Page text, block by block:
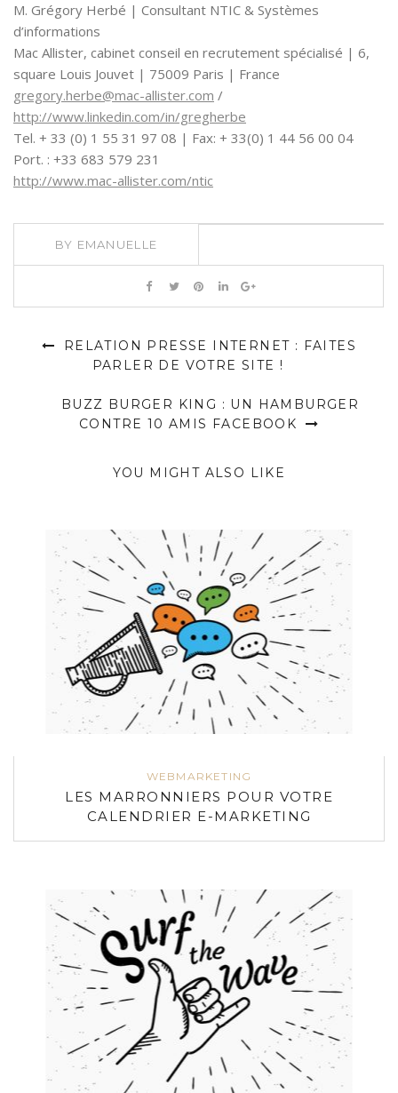
M. Grégory Herbé |­­ Consultant NTIC & Systèmes
d’informations
Mac Allister, cabinet conseil en recrutement spécialisé | 6,
square Louis Jouvet | 75009 Paris | France
gregory.herbe@mac-allister.com /
http://www.linkedin.com/in/gregherbe
Tel. + 33 (0) 1 55 31 97 08 | Fax: + 33(0) 1 44 56 00 04
Port. : +33 683 579 231
http://www.mac-allister.com/ntic
BY EMANUELLE
RELATION PRESSE INTERNET : FAITES
PARLER DE VOTRE SITE !
BUZZ BURGER KING : UN HAMBURGER
CONTRE 10 AMIS FACEBOOK
YOU MIGHT ALSO LIKE
WEBMARKETING
LES MARRONNIERS POUR VOTRE
CALENDRIER E-MARKETING